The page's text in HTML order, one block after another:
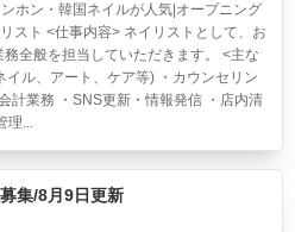
ホン・韓国ネイルが人気|オープニング
スト <仕事内容> ネイリストとして、お
全般を担当していただきます。 <主な
ル、アート、ケア等) ・カウンセリン
計業務 ・SNS更新・情報発信 ・店内清
理...
集/8月9日更新